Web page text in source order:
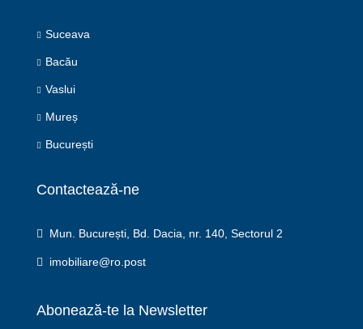
Suceava
Bacău
Vaslui
Mureș
București
Contactează-ne
Mun. București, Bd. Dacia, nr. 140, Sectorul 2
imobiliare@ro.post
Abonează-te la Newsletter